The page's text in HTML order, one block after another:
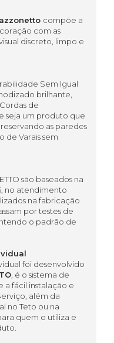
compõe a
com as
discreto, limpo e
Sem Igual
brilhante,
de
seja um produto que
as paredes
de Varais sem
são baseados na
no atendimento
na fabricação
por testes de
o padrão de
foi desenvolvido
, é o sistema de
a fácil instalação e
além da
no Teto ou na
quem o utiliza e